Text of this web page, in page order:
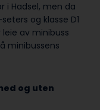
i Hadsel, men da
og klasse D1
av minibuss
minibussens
og uten